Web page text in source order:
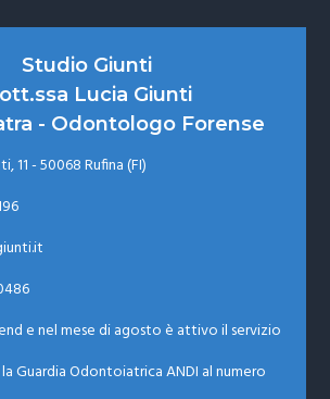
Studio Giunti
Lucia Giunti
- Odontologo Forense
- 50068 Rufina (FI)
e nel mese di agosto è attivo il servizio
Guardia Odontoiatrica ANDI al numero